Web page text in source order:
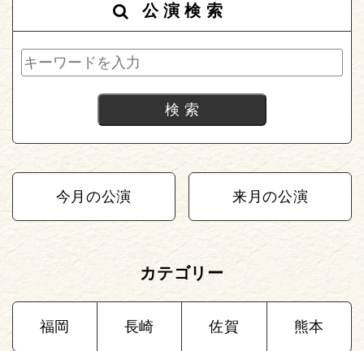
公演検索
今月の公演 来月の公演
カテゴリー
福岡 長崎 佐賀 熊本